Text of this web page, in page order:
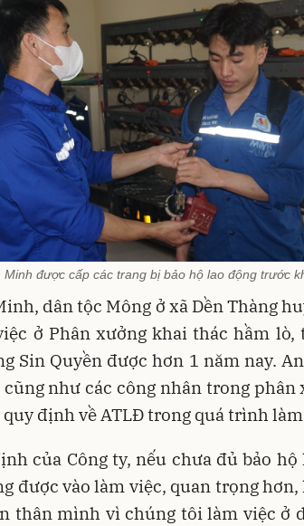
Minh được cấp các trang bị bảo hộ lao động trước
dân tộc Mông ở xã Dền Thàng
ở Phân xưởng khai thác hầm
Sin Quyền được hơn 1 năm nay.
như các công nhân trong phân
định về ATLĐ trong quá trình
của Công ty, nếu chưa đủ bảo
được vào làm việc, quan trọng hơn,
thân mình vì chúng tôi làm việc ở